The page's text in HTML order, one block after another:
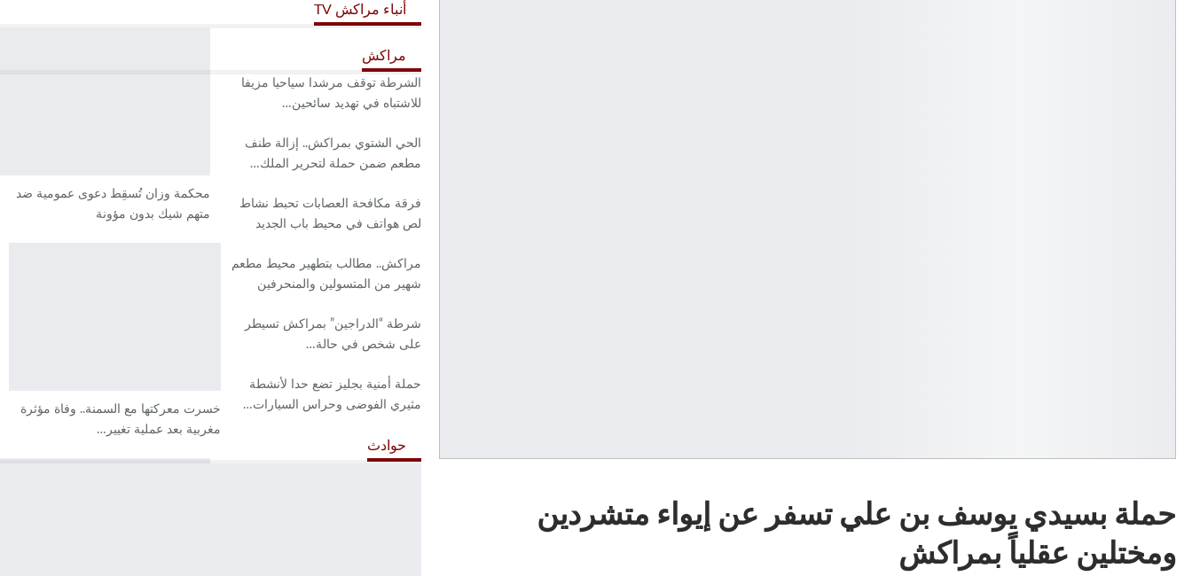
حملة بسيدي يوسف بن علي تسفر عن إيواء متشردين
ومختلين عقلياً بمراكش
أنباء مراكش TV
محكمة وزان تُسقِط دعوى عمومية ضد
متهم شيك بدون مؤونة
خسرت معركتها مع السمنة.. وفاة مؤثرة
مغربية بعد عملية تغيير…
مراكش
الشرطة توقف مرشدا سياحيا مزيفا
للاشتباه في تهديد سائحين…
الحي الشتوي بمراكش.. إزالة طنف
مطعم ضمن حملة لتحرير الملك…
فرقة مكافحة العصابات تحبط نشاط
لص هواتف في محيط باب الجديد
مراكش.. مطالب بتطهير محيط مطعم
شهير من المتسولين والمنحرفين
شرطة “الدراجين” بمراكش تسيطر
على شخص في حالة…
حملة أمنية بجليز تضع حدا لأنشطة
مثيري الفوضى وحراس السيارات…
حوادث